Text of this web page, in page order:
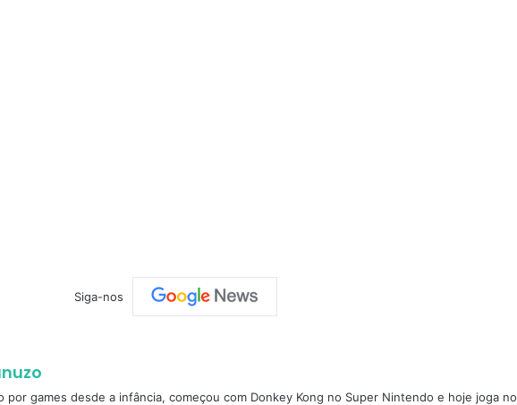
Siga-nos
por games desde a infância, começou com Donkey Kong no Super Nintendo e hoje joga no